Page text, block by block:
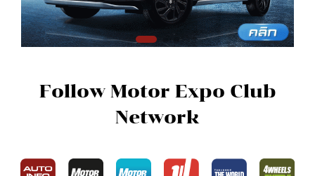
Follow Motor Expo Club
Network